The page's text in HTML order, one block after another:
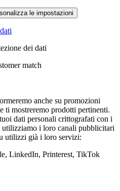
le impostazioni
dei dati
match
anche su promozioni
ti mostreremo prodotti pertinenti.
dati personali crittografati con i
utilizziamo i loro canali pubblicitari
utilizzi già i loro servizi:
LinkedIn, Printerest, TikTok